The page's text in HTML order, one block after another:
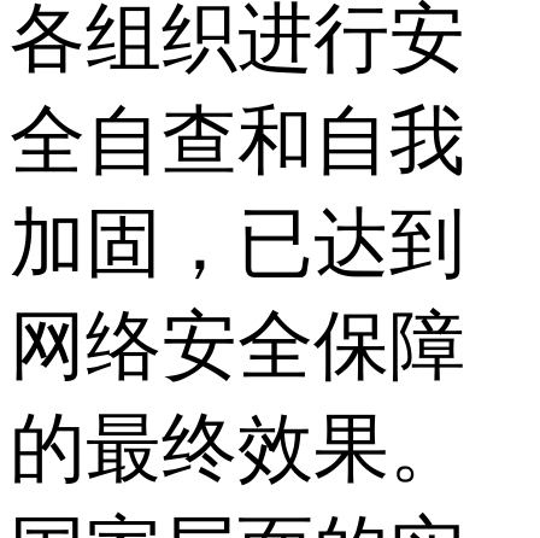
各组织进行安
全自查和自我
加固，已达到
网络安全保障
的最终效果。